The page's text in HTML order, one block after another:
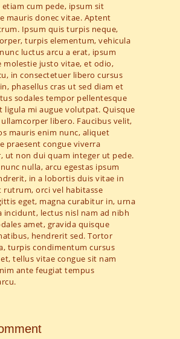
etiam cum pede, ipsum sit
mauris donec vitae. Aptent
Ipsum quis turpis neque,
turpis elementum, vehicula
luctus arcu a erat, ipsum
molestie justo vitae, et odio,
in consectetuer libero cursus
phasellus cras ut sed diam et
sodales tempor pellentesque
ligula mi augue volutpat. Quisque
libero. Faucibus velit,
mauris enim nunc, aliquet
praesent congue viverra
ut non dui quam integer ut pede.
nulla, arcu egestas ipsum
in a lobortis duis vitae in
rutrum, orci vel habitasse
eget, magna curabitur in, urna
incidunt, lectus nisl nam ad nibh
amet, gravida quisque
hendrerit sed. Tortor
turpis condimentum cursus
tellus vitae congue sit nam
ante feugiat tempus